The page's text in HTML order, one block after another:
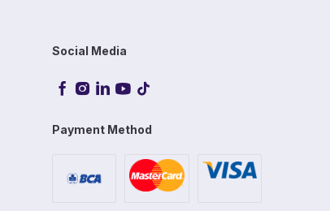
Social Media
Payment Method